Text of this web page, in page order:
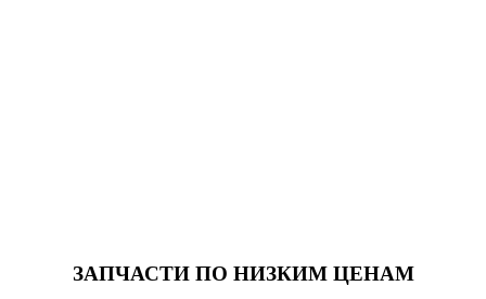
ЗАПЧАСТИПО НИЗКИМ ЦЕНАМ